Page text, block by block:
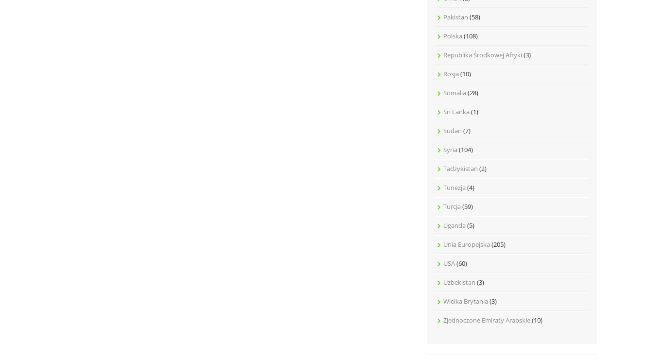
Pakistan (58)
Polska (108)
Republika Środkowej Afryki (3)
Rosja (10)
Somalia (28)
Sri Lanka (1)
Sudan (7)
Syria (104)
Tadżykistan (2)
Tunezja (4)
Turcja (59)
Uganda (5)
Unia Europejska (205)
USA(60)
Uzbekistan (3)
Wielka Brytania (3)
Zjednoczone Emiraty Arabskie(10)